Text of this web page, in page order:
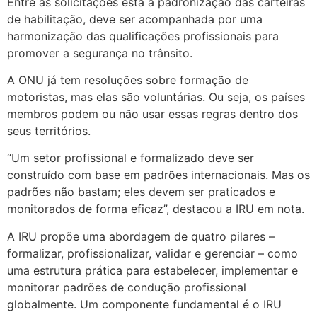
de habilitação, deve ser acompanhada por uma
harmonização das qualificações profissionais para
promover a segurança no trânsito.
A ONU já tem resoluções sobre formação de
motoristas, mas elas são voluntárias. Ou seja, os países
membros podem ou não usar essas regras dentro dos
seus territórios.
“Um setor profissional e formalizado deve ser
construído com base em padrões internacionais. Mas os
padrões não bastam; eles devem ser praticados e
monitorados de forma eficaz”, destacou a IRU em nota.
A IRU propõe uma abordagem de quatro pilares –
formalizar, profissionalizar, validar e gerenciar – como
uma estrutura prática para estabelecer, implementar e
monitorar padrões de condução profissional
globalmente. Um componente fundamental é o IRU